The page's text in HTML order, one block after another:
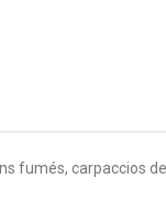
fumés, carpaccios